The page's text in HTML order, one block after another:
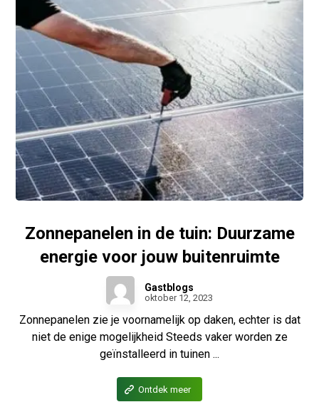
Zonnepanelen in de tuin: Duurzame
energie voor jouw buitenruimte
Gastblogs
oktober 12, 2023
Zonnepanelen zie je voornamelijk op daken, echter is dat
niet de enige mogelijkheid Steeds vaker worden ze
geïnstalleerd in tuinen ...
Ontdek meer